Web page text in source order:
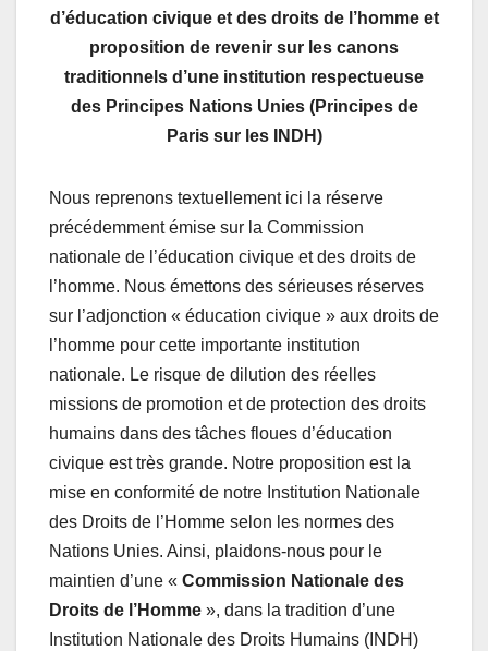
d’éducation civique et des droits de l’homme et
proposition de revenir sur les canons
traditionnels d’une institution respectueuse
des Principes Nations Unies (Principes de
Paris sur les INDH)
Nous reprenons textuellement ici la réserve
précédemment émise sur la Commission
nationale de l’éducation civique et des droits de
l’homme. Nous émettons des sérieuses réserves
sur l’adjonction « éducation civique » aux droits de
l’homme pour cette importante institution
nationale. Le risque de dilution des réelles
missions de promotion et de protection des droits
humains dans des tâches floues d’éducation
civique est très grande. Notre proposition est la
mise en conformité de notre Institution Nationale
des Droits de l’Homme selon les normes des
Nations Unies. Ainsi, plaidons-nous pour le
maintien d’une « Commission Nationale des
Droits de l’Homme », dans la tradition d’une
Institution Nationale des Droits Humains (INDH)